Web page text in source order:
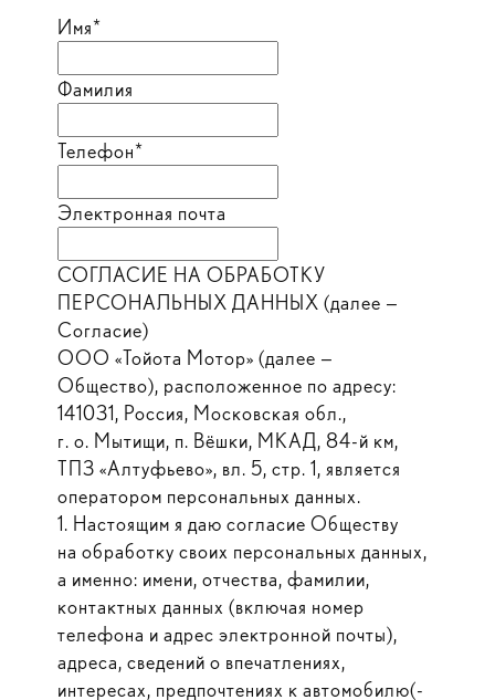
Имя*
Фамилия
Телефон*
Электронная почта
СОГЛАСИЕ НА ОБРАБОТКУ
ПЕРСОНАЛЬНЫХ ДАННЫХ (далее —
Согласие)
ООО «Тойота Мотор» (далее —
Общество), расположенное по адресу:
141031, Россия, Московская обл.,
г. о. Мытищи, п. Вёшки, МКАД, 84-й км,
ТПЗ «Алтуфьево», вл. 5, стр. 1, является
оператором персональных данных.
1. Настоящим я даю согласие Обществу
на обработку своих персональных данных,
а именно: имени, отчества, фамилии,
контактных данных (включая номер
телефона и адрес электронной почты),
адреса, сведений о впечатлениях,
интересах, предпочтениях к автомобилю(-